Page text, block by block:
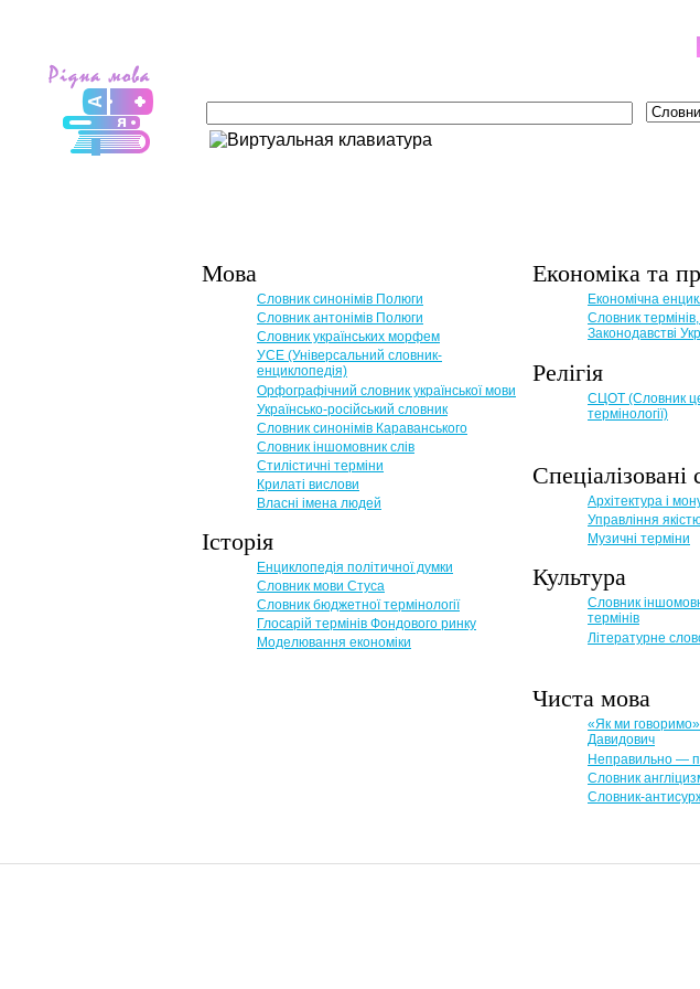
Мова
Словник синонімів Полюги
Словник антонімів Полюги
Словник українських морфем
УСЕ (Універсальний словник-
енциклопедія)
Орфографічний словник української мови
Українсько-російський словник
Словник синонімів Караванського
Словник іншомовник слів
Стилістичні терміни
Крилаті вислови
Власні імена людей
Історія
Енциклопедія політичної думки
Словник мови Стуса
Словник бюджетної термінології
Глосарій термінів Фондового ринку
Моделювання економіки
Економіка та
Eкономічна
Словник
Законодавстві
Релігія
СЦОТ (Словник
термінології)
Архітектура і
Управління
Музичні терміни
Культура
Словник
термінів
Літературне
Чиста мова
«Як ми
Давидович
Неправильно —
Словник
Словник-